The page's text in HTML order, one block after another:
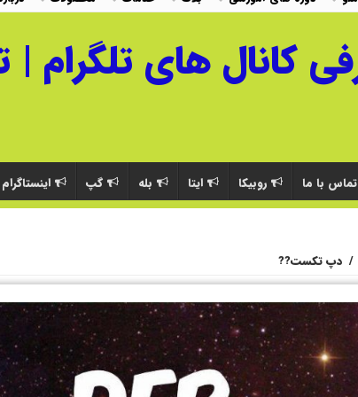
تماس با ما روبیکا ایتا بله گپ اینستاگرام
/ دپ تکست??